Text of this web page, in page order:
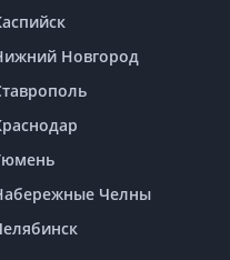
Новгород
Челны